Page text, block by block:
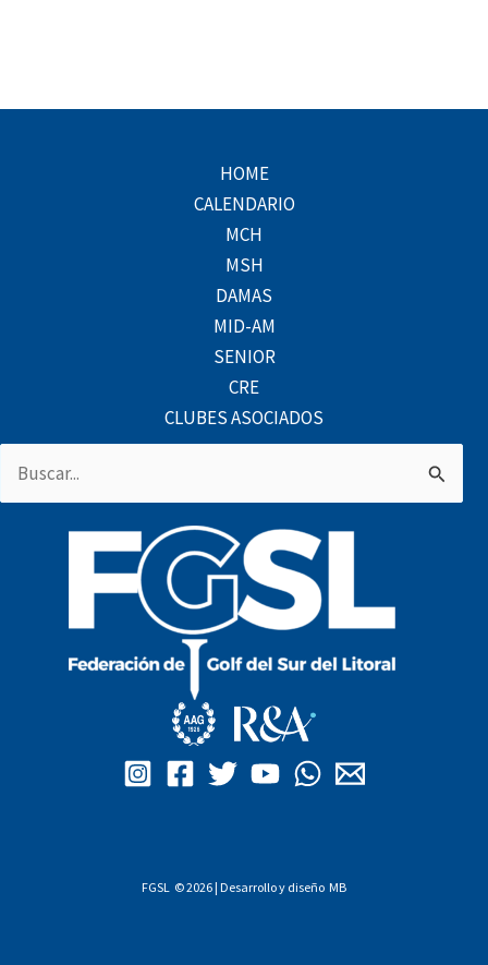
HOME
CALENDARIO
MCH
MSH
DAMAS
MID-AM
SENIOR
CRE
CLUBES ASOCIADOS
Buscar
por:
FGSL © 2026 | Desarrollo y diseño MB